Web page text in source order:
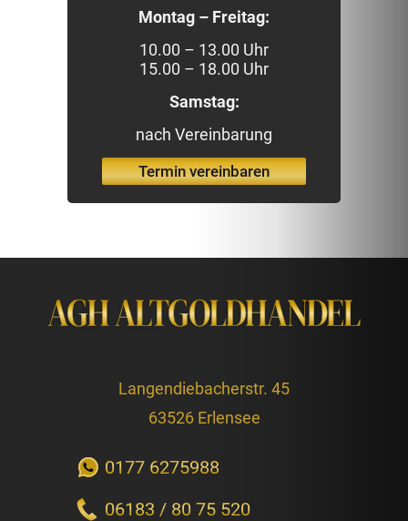
Montag – Freitag:
10.00 – 13.00 Uhr
15.00 – 18.00 Uhr
Samstag:
nach Vereinbarung
Termin vereinbaren
Langendiebacherstr. 45
63526 Erlensee
06183 / 80 75 520
0177 6275988